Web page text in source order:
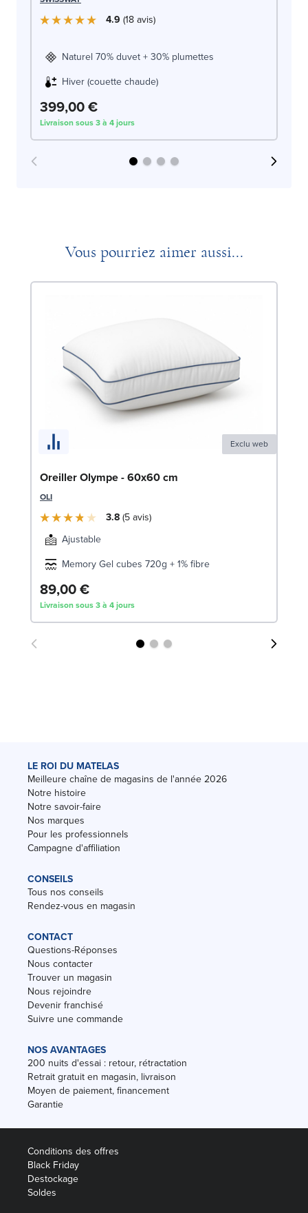
4.9 18avis
Naturel 70% duvet + 30% plumettes
Hiver (couette chaude)
399,00 €
Livraison sous 3 à 4 jours
Vous pourriez aimer aussi...
Exclu web
Oreiller Olympe - 60x60 cm
OLI
3.8 5avis
Ajustable
Memory Gel cubes 720g + 1% fibre
89,00 €
Livraison sous 3 à 4 jours
LE ROI DU MATELAS
Meilleure chaîne de magasins de l'année 2026
Notre histoire
Notre savoir-faire
Nos marques
Pour les professionnels
Campagne d'affiliation
CONSEILS
Tous nos conseils
Rendez-vous en magasin
CONTACT
Questions-Réponses
Nous contacter
Trouver un magasin
Nous rejoindre
Devenir franchisé
Suivre une commande
NOS AVANTAGES
200 nuits d'essai : retour, rétractation
Retrait gratuit en magasin, livraison
Moyen de paiement, financement
Garantie
Conditions des offres
Black Friday
Destockage
Soldes